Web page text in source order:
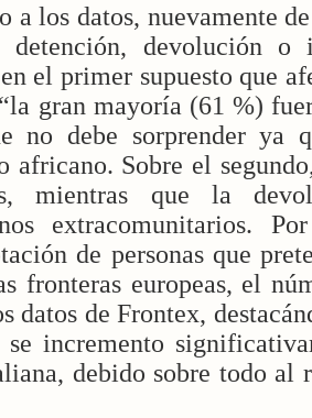
a los datos, nuevamente
detención, devolución o
el primer supuesto que
gran mayoría (61 %)
no debe sorprender ya
africano. Sobre el
mientras que la
extracomunitarios.
de personas que
fronteras europeas, el
datos de Frontex,
incremento
debido sobre todo al